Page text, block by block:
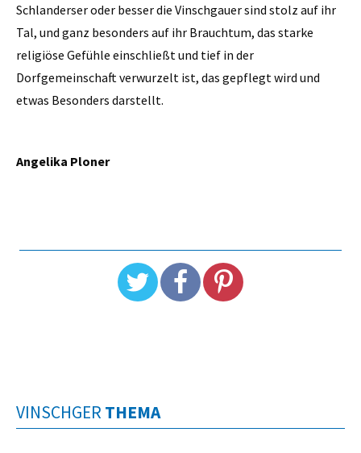
Schlanderser oder besser die Vinschgauer sind stolz auf ihr
Tal, und ganz besonders auf ihr Brauchtum, das starke
religiöse Gefühle einschließt und tief in der
Dorfgemeinschaft verwurzelt ist, das gepflegt wird und
etwas Besonders darstellt.
Angelika Ploner
VINSCHGER THEMA